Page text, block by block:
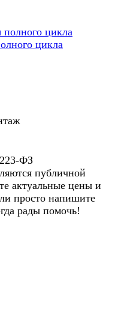
цикла
ФЗ
публичной
актуальные цены и
просто напишите
рады помочь!